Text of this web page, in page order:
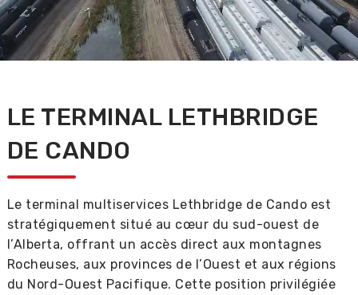
LE TERMINAL LETHBRIDGE
DE CANDO
Le terminal multiservices Lethbridge de Cando est
stratégiquement situé au cœur du sud-ouest de
l’Alberta, offrant un accès direct aux montagnes
Rocheuses, aux provinces de l’Ouest et aux régions
du Nord-Ouest Pacifique. Cette position privilégiée